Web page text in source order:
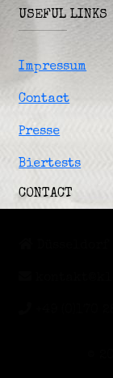
USEFUL LINKS
Impressum
Contact
Presse
Biertests
CONTACT